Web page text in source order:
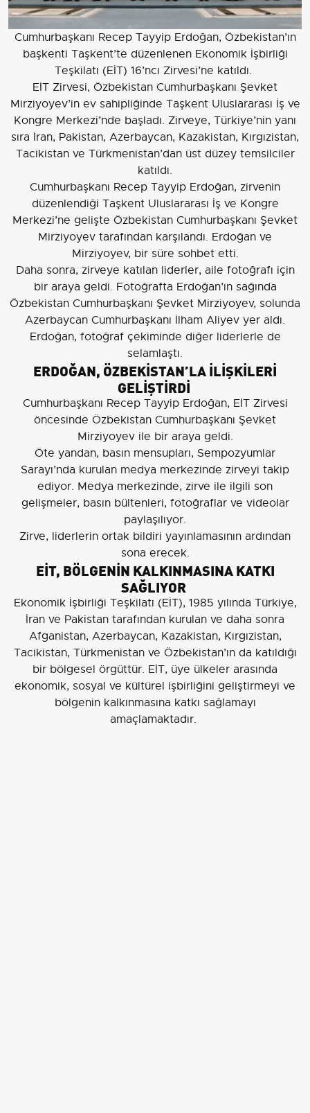
Cumhurbaşkanı Recep Tayyip Erdoğan, Özbekistan’ın
başkenti Taşkent’te düzenlenen Ekonomik İşbirliği
Teşkilatı (EİT) 16’ncı Zirvesi’ne katıldı.
EİT Zirvesi, Özbekistan Cumhurbaşkanı Şevket
Mirziyoyev’in ev sahipliğinde Taşkent Uluslararası İş ve
Kongre Merkezi’nde başladı. Zirveye, Türkiye’nin yanı
sıra İran, Pakistan, Azerbaycan, Kazakistan, Kırgızistan,
Tacikistan ve Türkmenistan’dan üst düzey temsilciler
katıldı.
Cumhurbaşkanı Recep Tayyip Erdoğan, zirvenin
düzenlendiği Taşkent Uluslararası İş ve Kongre
Merkezi’ne gelişte Özbekistan Cumhurbaşkanı Şevket
Mirziyoyev tarafından karşılandı. Erdoğan ve
Mirziyoyev, bir süre sohbet etti.
Daha sonra, zirveye katılan liderler, aile fotoğrafı için
bir araya geldi. Fotoğrafta Erdoğan’ın sağında
Özbekistan Cumhurbaşkanı Şevket Mirziyoyev, solunda
Azerbaycan Cumhurbaşkanı İlham Aliyev yer aldı.
Erdoğan, fotoğraf çekiminde diğer liderlerle de
selamlaştı.
ERDOĞAN, ÖZBEKİSTAN’LA İLİŞKİLERİ
GELİŞTİRDİ
Cumhurbaşkanı Recep Tayyip Erdoğan, EİT Zirvesi
öncesinde Özbekistan Cumhurbaşkanı Şevket
Mirziyoyev ile bir araya geldi.
Öte yandan, basın mensupları, Sempozyumlar
Sarayı’nda kurulan medya merkezinde zirveyi takip
ediyor. Medya merkezinde, zirve ile ilgili son
gelişmeler, basın bültenleri, fotoğraflar ve videolar
paylaşılıyor.
Zirve, liderlerin ortak bildiri yayınlamasının ardından
sona erecek.
EİT, BÖLGENİN KALKINMASINA KATKI
SAĞLIYOR
Ekonomik İşbirliği Teşkilatı (EİT), 1985 yılında Türkiye,
İran ve Pakistan tarafından kurulan ve daha sonra
Afganistan, Azerbaycan, Kazakistan, Kırgızistan,
Tacikistan, Türkmenistan ve Özbekistan’ın da katıldığı
bir bölgesel örgüttür. EİT, üye ülkeler arasında
ekonomik, sosyal ve kültürel işbirliğini geliştirmeyi ve
bölgenin kalkınmasına katkı sağlamayı
amaçlamaktadır.